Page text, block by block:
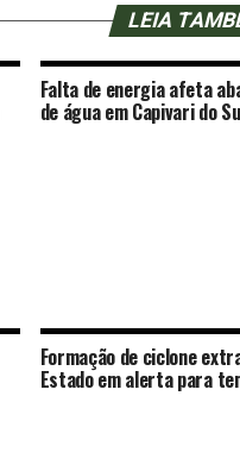
LEIA
Falta de energia afeta
de água em Capivari do
Formação de ciclone
Estado em alerta para